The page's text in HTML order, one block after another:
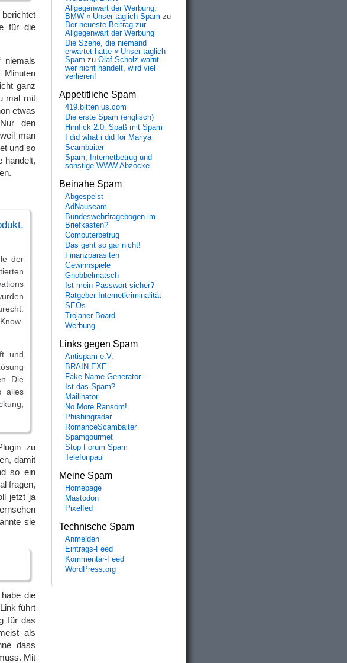
berichtet
für die
niemals
ganz
mal mit
etwas
den
man
und so
handelt,
der
und
Die
alles
zu
damit
so ein
fragen,
jetzt ja
sie
die
führt
für das
als
dass
Mit
Allgegenwart der Werbung:
BMW « Unser täglich Spam zu
Der neueste Beitrag zur
Allgegenwart der Werbung
Die Szene, die niemand
erwartet hatte « Unser täglich
Spam zu Olaf Scholz warnt –
wer nicht handelt, wird viel
verlieren!
Appetitliche Spam
419.bitten us.com
Die erste Spam (englisch)
Hirnfick 2.0: Spaß mit Spam
I did what i did for Mariya
Scambaiter
Spam, Internetbetrug und
sonstige WWW Abzocke
Beinahe Spam
Abgespeist
AdNauseam
Bundeswehrfragebogen im
Briefkasten?
Computerbetrug
Das geht so gar nicht!
Finanzparasiten
Gewinnspiele
Gnobbelmatsch
Ist mein Passwort sicher?
Ratgeber Internetkriminalität
SEOs
Trojaner-Board
Werbung
Links gegen Spam
Antispam e.V.
BRAIN.EXE
Fake Name Generator
Ist das Spam?
Mailinator
No More Ransom!
Phishingradar
RomanceScambaiter
Spamgourmet
Stop Forum Spam
Telefonpaul
Meine Spam
Homepage
Mastodon
Pixelfed
Technische Spam
Anmelden
Eintrags-Feed
Kommentar-Feed
WordPress.org